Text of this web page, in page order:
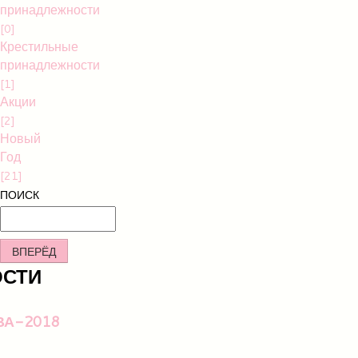
принадлежности
[0]
Крестильные
принадлежности
[1]
Акции
[2]
Новый
Год
[21]
ПОИСК
ВПЕРЁД
2018